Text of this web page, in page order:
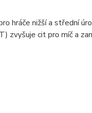
nižší a střední
zvyšuje cit pro míč a